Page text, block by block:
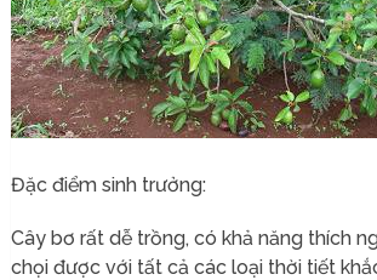
Đặc điểm sinh trưởng:
Cây bơ rất dễ trồng, có khả năng thích
chọi được với tất cả các loại thời tiết